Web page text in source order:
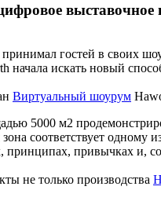
принимал гостей в своих
начала искать новый
Виртуальный шоурум
5000 м2
соответствует одному
принципах, привычках и,
не только производства